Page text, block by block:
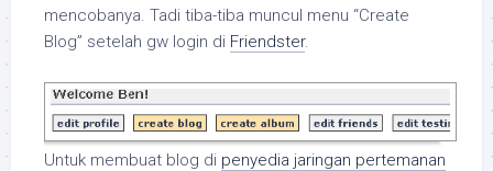
mencobanya. Tadi tiba-tiba muncul menu “Create
Blog” setelah gw login di Friendster.
Untuk membuat blog di penyedia jaringan pertemanan